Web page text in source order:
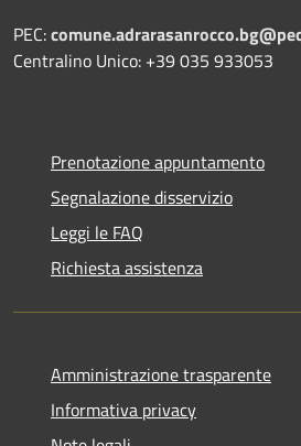
PEC:
Centralino Unico: +39 035 933053
Prenotazione appuntamento
Segnalazione disservizio
Leggi le FAQ
Richiesta assistenza
Amministrazione trasparente
Informativa privacy